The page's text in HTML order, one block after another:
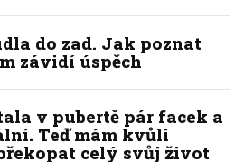
do zad. Jak poznat
závidí úspěch
v pubertě pár facek a
Teď mám kvůli
celý svůj život